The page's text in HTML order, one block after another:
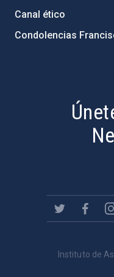
Canal ético
Condolencias
Instituto de